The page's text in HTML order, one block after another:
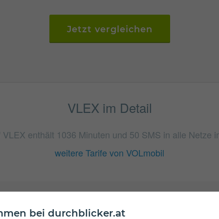
bei durchblicker.at
Jetzt vergleichen
VLEX im Detail
VLEX enthält 1036 Minuten und 50 SMS in alle Netze
weitere Tarife von VOLmobil